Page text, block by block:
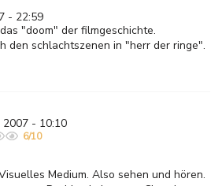
- 22:59
"doom" der filmgeschichte.
den schlachtszenen in "herr der ringe".
2007 - 10:10
6/10
Medium. Also sehen und hören.